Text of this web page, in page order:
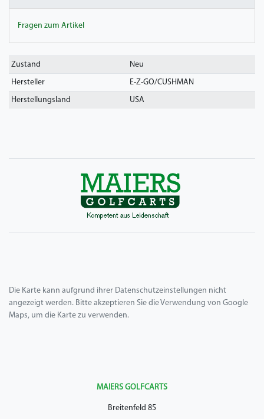
Fragen zum Artikel
Technisches
Merkmal
Wert
Zustand
Neu
Hersteller
E-Z-GO/CUSHMAN
Herstellungsland
USA
Die Karte kann aufgrund ihrer Datenschutzeinstellungen nicht
angezeigt werden. Bitte akzeptieren Sie die Verwendung von Google
Maps, um die Karte zu verwenden.
MAIERS GOLFCARTS
Breitenfeld 85